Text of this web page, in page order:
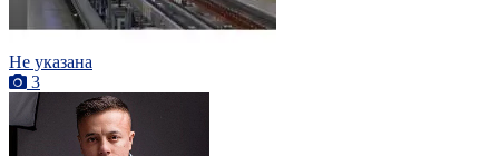
Не указана
3